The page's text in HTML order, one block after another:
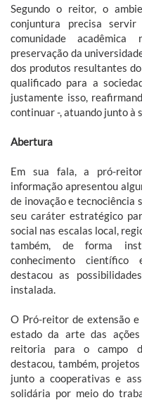
Segundo o reitor, o
conjuntura precisa
comunidade
preservação da
dos produtos resultantes
qualificado para a
justamente isso,
continuar -, atuando junto à
Abertura
Em sua fala, a pró-
informação apresentou
de inovação e tecnociência
seu caráter estratégico
social nas escalas local,
também, de forma
conhecimento científico
destacou as
instalada.
O Pró-reitor de extensão
estado da arte das
reitoria para o campo
destacou, também,
junto a cooperativas e
solidária por meio do